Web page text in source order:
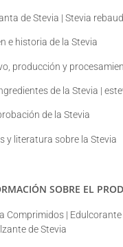
de Stevia | Stevia
e historia de la Stevia
producción y
de la Stevia |
de la Stevia
y literatura sobre la Stevia
SOBRE EL
Comprimidos | Edulcorante
de Stevia